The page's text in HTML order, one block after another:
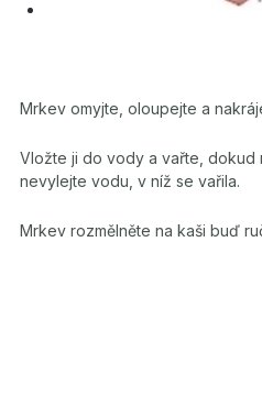
Mrkev omyjte, oloupejte a
Vložte ji do vody a vařte, dokud
nevylejte vodu, v níž se vařila.
Mrkev rozmělněte na kaši buď